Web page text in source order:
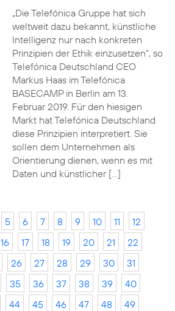
„Die Telefónica Gruppe hat sich
weltweit dazu bekannt, künstliche
Intelligenz nur nach konkreten
Prinzipien der Ethik einzusetzen“, so
Telefónica Deutschland CEO
Markus Haas im Telefónica
BASECAMP in Berlin am 13.
Februar 2019. Für den hiesigen
Markt hat Telefónica Deutschland
diese Prinzipien interpretiert. Sie
sollen dem Unternehmen als
Orientierung dienen, wenn es mit
Daten und künstlicher […]
5 6 7 8 9 10 11
12
16 17 18 19 20 21
22
26 27 28 29 30
31
35 36 37 38 39
40
44 45 46 47 48
49